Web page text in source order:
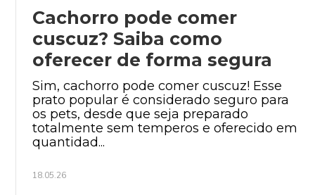
Cachorro pode comer
cuscuz? Saiba como
oferecer de forma segura
Sim, cachorro pode comer cuscuz! Esse
prato popular é considerado seguro para
os pets, desde que seja preparado
totalmente sem temperos e oferecido em
quantidad...
18.05.26